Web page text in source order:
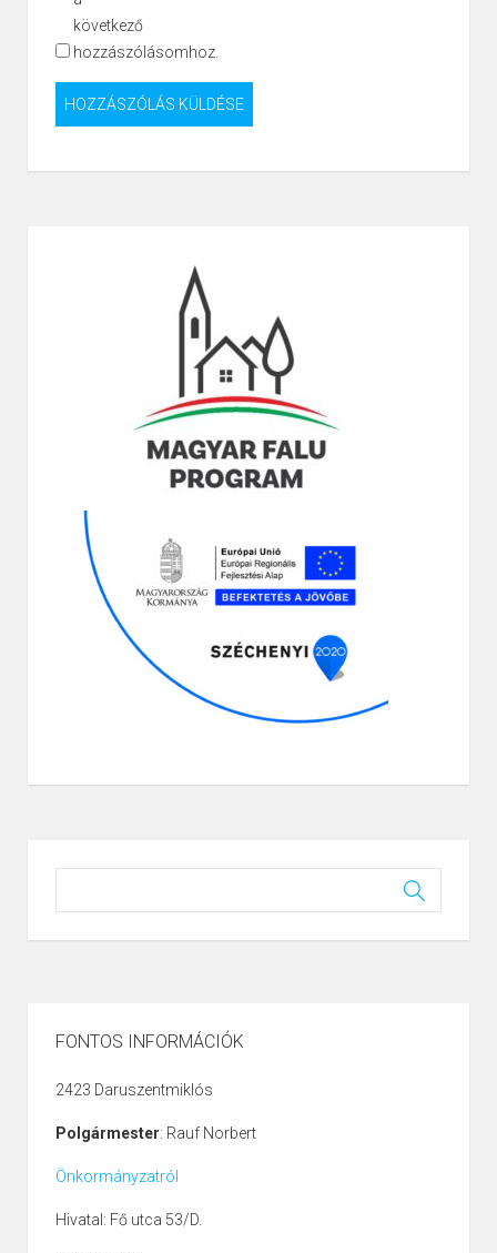
következő
hozzászólásomhoz.
FONTOS INFORMÁCIÓK
2423 Daruszentmiklós
Polgármester: Rauf Norbert
Önkormányzatról
Hivatal: Fő utca 53/D.